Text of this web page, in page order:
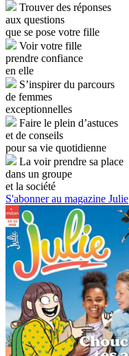
Trouver des réponses
aux questions
que se pose votre fille
Voir votre fille
prendre confiance
en elle
S’inspirer du parcours
de femmes
exceptionnelles
Faire le plein d’astuces
et de conseils
pour sa vie quotidienne
La voir prendre sa place
dans un groupe
et la société
S'abonner au magazine Julie